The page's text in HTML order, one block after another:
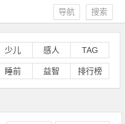
搜索
导航
少儿 感人 TAG
睡前 益智 排行榜